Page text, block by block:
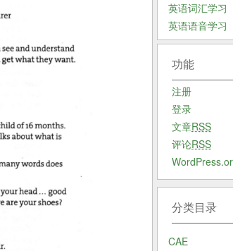
英语词汇学习
英语语音学习
功能
注册
登录
文章RSS
评论RSS
分类目录
CAE